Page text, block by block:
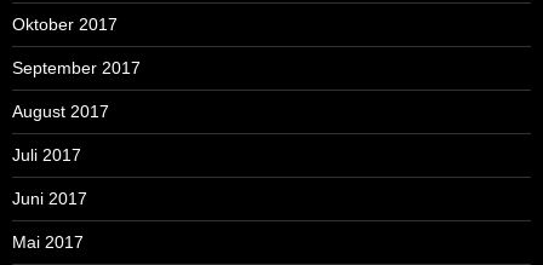
Oktober 2017
September 2017
August 2017
Juli 2017
Juni 2017
Mai 2017